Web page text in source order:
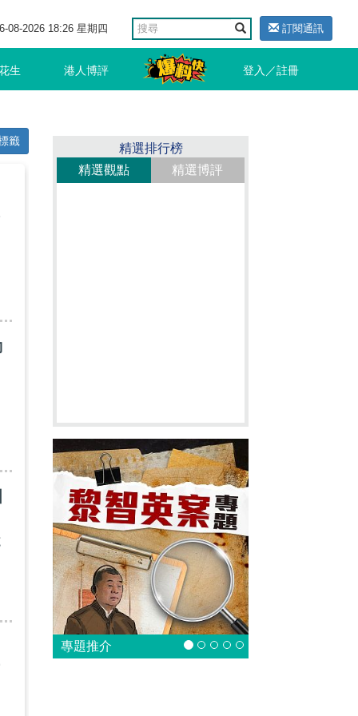
08-2026 18:26 星期四 訂閱通訊
生 港人博評 登入／註冊
籤
精選排行榜
精選觀點
精選博評
專題推介